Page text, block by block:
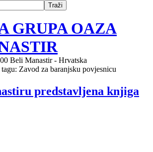
GRUPA OAZA
Beli Manastir - Hrvatska
Zavod za baranjsku povjesnicu
predstavljena knjiga